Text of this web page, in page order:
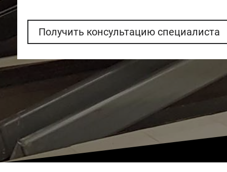
Получить консультацию специалиста